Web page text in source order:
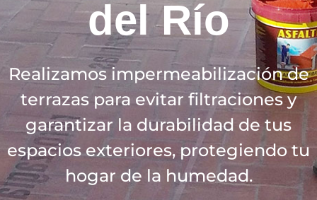
del Río
Realizamos impermeabilización de
terrazas para evitar filtraciones y
garantizar la durabilidad de tus
espacios exteriores, protegiendo tu
hogar de la humedad.